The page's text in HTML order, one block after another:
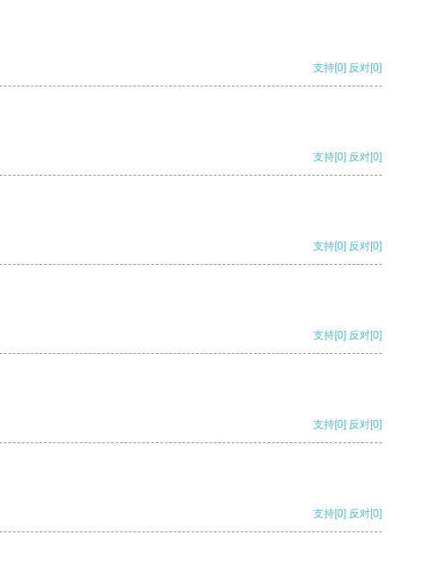
支持[0] 反对[0]
支持[0] 反对[0]
支持[0] 反对[0]
支持[0] 反对[0]
支持[0] 反对[0]
支持[0] 反对[0]